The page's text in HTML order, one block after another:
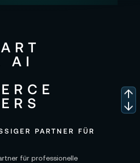
PARTNER FÜR
für professionelle